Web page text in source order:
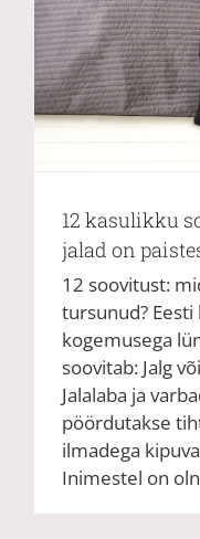
12 kasulikku
jalad on
12 soovitust:
tursunud?
kogemusega
soovitab: Jalg
Jalalaba ja
pöördutakse
ilmadega
Inimestel on